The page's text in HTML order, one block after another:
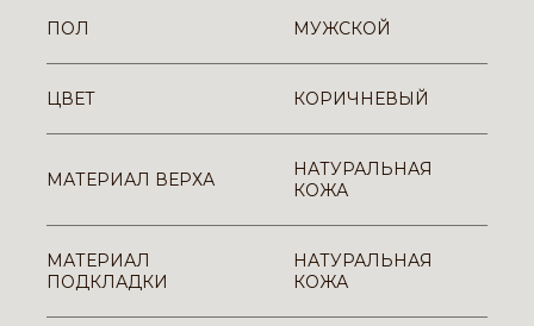
ПОЛ МУЖСКОЙ
ЦВЕТ КОРИЧНЕВЫЙ
МАТЕРИАЛ ВЕРХА
НАТУРАЛЬНАЯ
КОЖА
МАТЕРИАЛ
ПОДКЛАДКИ
НАТУРАЛЬНАЯ
КОЖА